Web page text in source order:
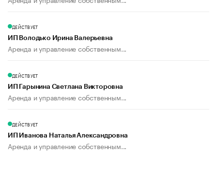
ДЕЙСТВУЕТ
ИП Володько Ирина Валерьевна
Аренда и управление собственным...
ДЕЙСТВУЕТ
ИП Гарынина Светлана Викторовна
Аренда и управление собственным...
ДЕЙСТВУЕТ
ИП Иванова Наталья Александровна
Аренда и управление собственным...